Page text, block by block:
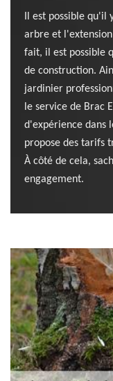
Il est possible
arbre et
fait, il est possible
de construction.
jardinier
le service de Brac
d'expérience dans
propose des tarifs
À côté de cela,
engagement.